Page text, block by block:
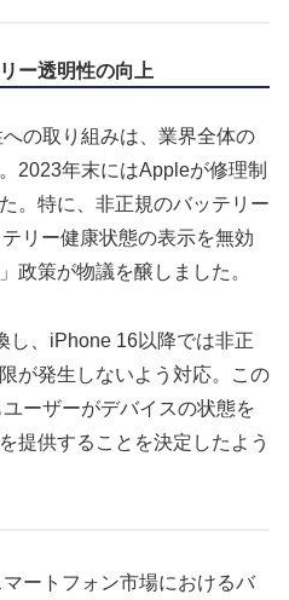
ー透明性の向上
の取り組みは、業界全体の
2023年末にはAppleが修理制
。特に、非正規のバッテリー
リー健康状態の表示を無効
政策が物議を醸しました。
し、iPhone 16以降では非正
が発生しないよう対応。この
ーザーがデバイスの状態を
提供することを決定したよう
ートフォン市場におけるバ